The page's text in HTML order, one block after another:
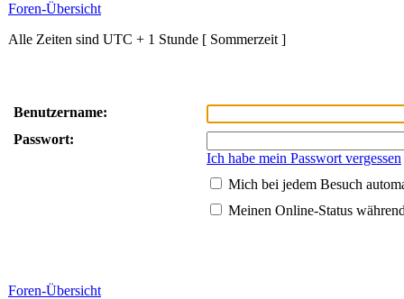
Foren-Übersicht
Alle Zeiten sind UTC + 1 Stunde [ Sommerzeit ]
Benutzername:
Passwort:
Ich habe mein Passwort vergessen
Mich bei jedem Besuch
Meinen Online-Status
Foren-Übersicht